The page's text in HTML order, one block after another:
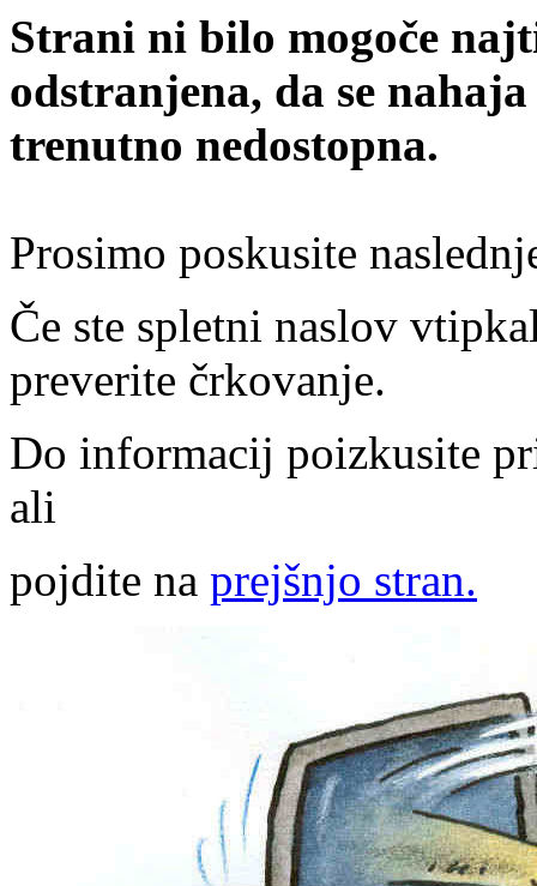
Strani ni bilo mogoče
odstranjena, da se
trenutno nedostopna.
Prosimo poskusite
Če ste spletni naslov
preverite črkovanje.
Do informacij poizkusite
ali
pojdite na prejšnjo stran.